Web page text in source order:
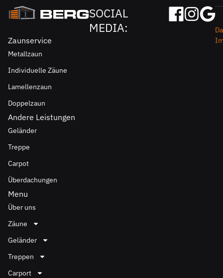
SOCIAL
MEDIA:
Zaunservice
Metallzaun
Individuelle Zäune
Lamellenzaun
Doppelzaun
Andere Leistungen
Geländer
Treppe
Carpot
Überdachungen
Menu
Über uns
Zäune
Geländer
Treppen
Carport